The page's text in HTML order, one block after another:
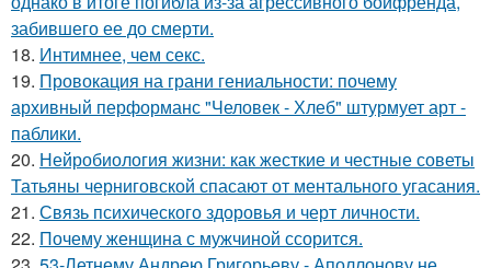
забившего ее до смерти.
18. Интимнее, чем секс.
19. Провокация на грани гениальности: почему
архивный перформанс "Человек - Хлеб" штурмует арт -
паблики.
20. Нейробиология жизни: как жесткие и честные советы
Татьяны черниговской спасают от ментального угасания.
21. Связь психического здоровья и черт личности.
22. Почему женщина с мужчиной ссорится.